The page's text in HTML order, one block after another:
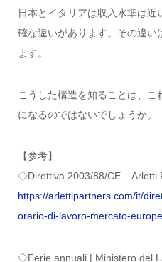
日本とイタリアは収入水準は
確な違いがあります。その違い
ます。
こうした構造を知ることは、こ
になるのではないでしょうか。
【参考】
◇Direttiva 2003/88/CE – Arletti
https://arlettipartners.com/it/
orario-di-lavoro-mercato-
◇Ferie annuali | Ministero del